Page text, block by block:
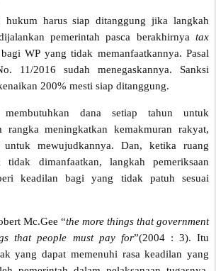
hukum harus siap ditanggung jika langkah
pemerintah pasca berakhirnya tax
WP yang tidak memanfaatkannya. Pasal
11/2016 sudah menegaskannya. Sanksi
200% mesti siap ditanggung.
membutuhkan dana setiap tahun untuk
rangka meningkatkan kemakmuran rakyat,
mewujudkannya. Dan, ketika ruang
tidak dimanfaatkan, langkah pemeriksaan
keadilan bagi yang tidak patuh sesuai
Mc.Gee “the more things that government
that people must pay for”(2004 : 3). Itu
yang dapat memenuhi rasa keadilan yang